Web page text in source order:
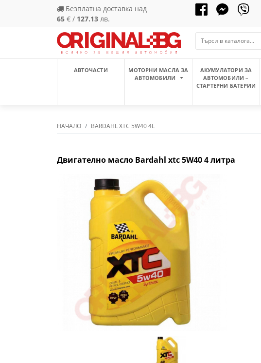
Безплатна доставка над
65 € / 127.13 лв.
АВТОЧАСТИ
МОТОРНИ МАСЛА ЗА
АВТОМОБИЛИ
АКУМУЛАТОРИ ЗА
АВТОМОБИЛИ –
СТАРТЕРНИ БАТЕРИИ
НАЧАЛО BARDAHL XTC 5W40 4L
Двигателно масло Bardahl xtc 5W40 4 литра